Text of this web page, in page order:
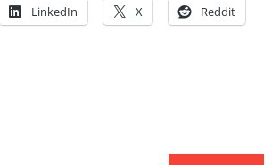
LinkedIn X Reddit